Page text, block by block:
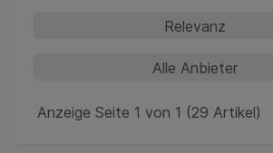
Anzeige Seite 1 von 1 (29 Artikel)